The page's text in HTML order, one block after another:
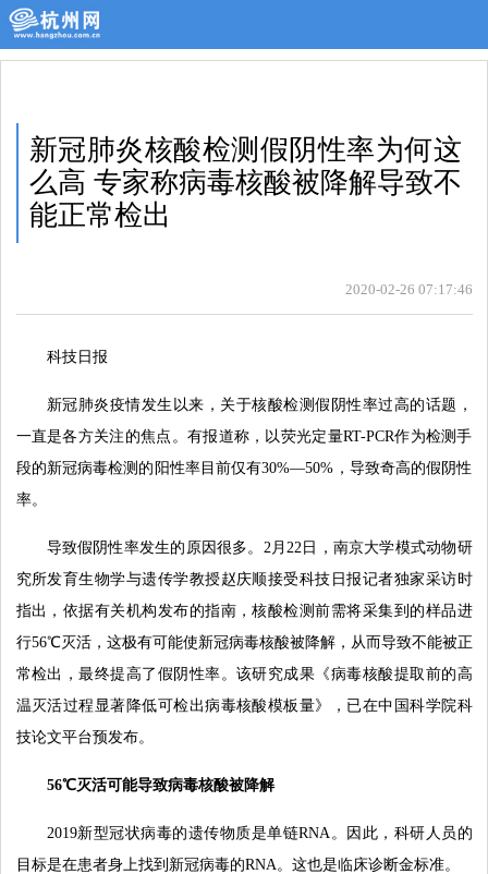
新冠肺炎核酸检测假阴性率为何这
么高 专家称病毒核酸被降解导致不
能正常检出
2020-02-26 07:17:46
科技日报
新冠肺炎疫情发生以来，关于核酸检测假阴性率过高的话题，
一直是各方关注的焦点。有报道称，以荧光定量RT-PCR作为检测手
段的新冠病毒检测的阳性率目前仅有30%—50%，导致奇高的假阴性
率。
导致假阴性率发生的原因很多。2月22日，南京大学模式动物研
究所发育生物学与遗传学教授赵庆顺接受科技日报记者独家采访时
指出，依据有关机构发布的指南，核酸检测前需将采集到的样品进
行56℃灭活，这极有可能使新冠病毒核酸被降解，从而导致不能被正
常检出，最终提高了假阴性率。该研究成果《病毒核酸提取前的高
温灭活过程显著降低可检出病毒核酸模板量》，已在中国科学院科
技论文平台预发布。
56℃灭活可能导致病毒核酸被降解
2019新型冠状病毒的遗传物质是单链RNA。因此，科研人员的
目标是在患者身上找到新冠病毒的RNA。这也是临床诊断金标准。